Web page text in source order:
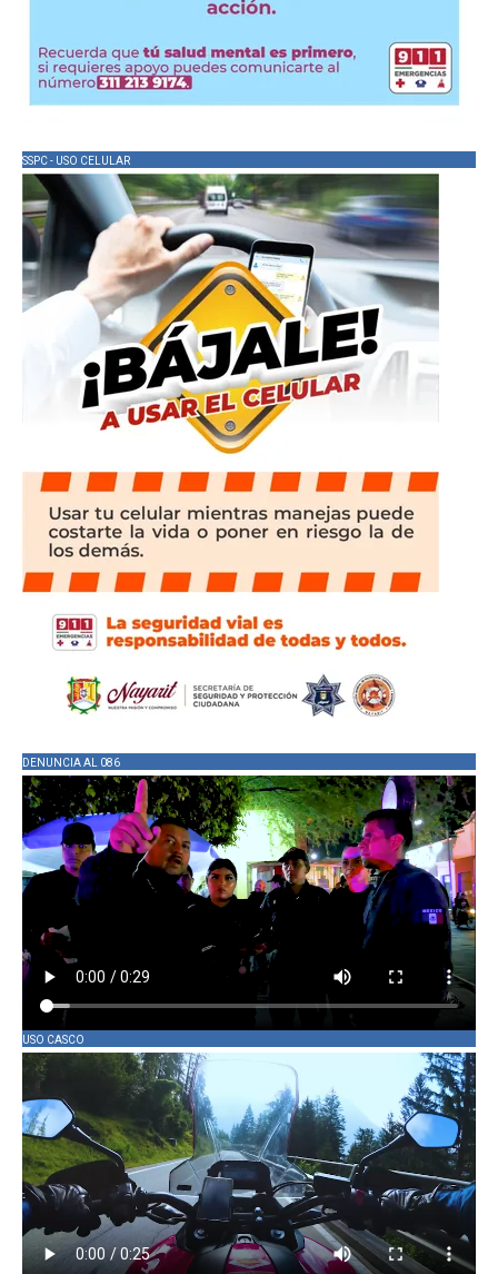
SSPC - USO CELULAR
DENUNCIA AL 086
USO CASCO